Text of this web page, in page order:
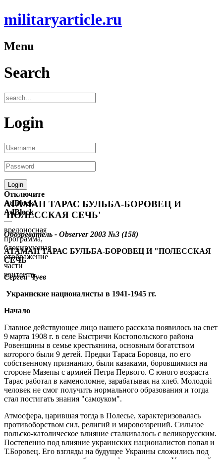
militaryarticle.ru
Menu
Search
Login
Отключите
AdBlock!
AdBlock
—
вредоносная
программа,
блокирующая
отображение
части
контента.
АТАМАН ТАРАС БУЛЬБА-БОРОВЕЦ И
'ПОЛЕССКАЯ СЕЧЬ'
Обозреватель - Observer 2003 №3 (158)
АТАМАН ТАРАС БУЛЬБА-БОРОВЕЦ И "ПОЛЕССКАЯ
СЕЧЬ"
Сергей Чуев
Украинские националисты в 1941-1945 гг.
Начало
Главное действующее лицо нашего рассказа появилось на свет
9 марта 1908 г. в селе Быстричи Костопольского района
Ровенщины в семье крестьянина, основным богатством
которого были 9 детей. Предки Тараса Боровца, по его
собственному признанию, были казаками, боровшимися на
стороне Мазепы с армией Петра Первого. С юного возраста
Тарас работал в каменоломне, зарабатывая на хлеб. Молодой
человек не смог получить нормального образования и тогда
стал постигать знания "самоуком".
Атмосфера, царившая тогда в Полесье, характеризовалась
противоборством сил, религий и мировоззрений. Сильное
польско-католическое влияние сталкивалось с великорусским.
Постепенно под влияние украинских националистов попал и
Т.Боровец. Его взгляды на будущее Украины сложились под